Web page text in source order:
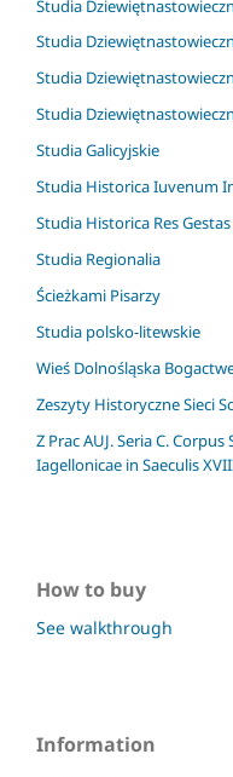
Studia
Studia
Studia
Studia
Studia Galicyjskie
Studia Historica Iuvenum
Studia Historica Res
Studia Regionalia
Ścieżkami Pisarzy
Studia polsko-litewskie
Wieś Dolnośląska
Zeszyty Historyczne Sieci
Z Prac AUJ. Seria C.
Iagellonicae in Saeculis
How to buy
See walkthrough
Information